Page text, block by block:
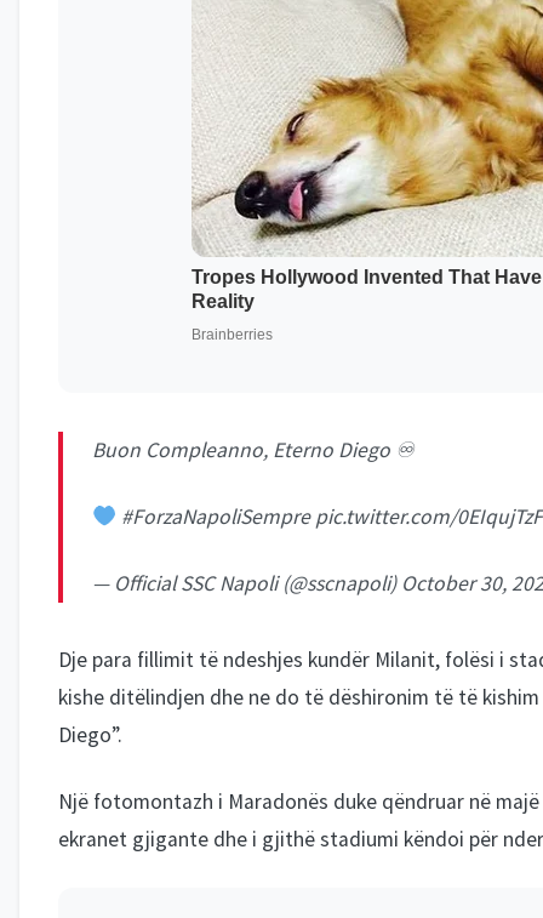
Buon Compleanno, Eterno Diego ♾
#ForzaNapoliSempre pic.twitter.com/
— Official SSC Napoli (@sscnapoli) October 30,
Dje para fillimit të ndeshjes kundër Milanit, folësi i
kishe ditëlindjen dhe ne do të dëshironim të të
Diego”.
Një fotomontazh i Maradonës duke qëndruar në
ekranet gjigante dhe i gjithë stadiumi këndoi për